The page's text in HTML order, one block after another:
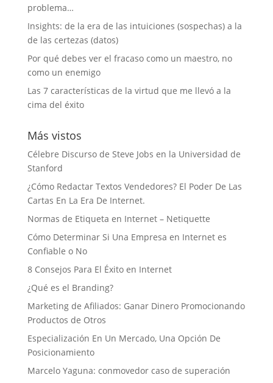
problema…
Insights: de la era de las intuiciones (sospechas) a la
de las certezas (datos)
Por qué debes ver el fracaso como un maestro, no
como un enemigo
Las 7 características de la virtud que me llevó a la
cima del éxito
Más vistos
Célebre Discurso de Steve Jobs en la Universidad de
Stanford
¿Cómo Redactar Textos Vendedores? El Poder De Las
Cartas En La Era De Internet.
Normas de Etiqueta en Internet – Netiquette
Cómo Determinar Si Una Empresa en Internet es
Confiable o No
8 Consejos Para El Éxito en Internet
¿Qué es el Branding?
Marketing de Afiliados: Ganar Dinero Promocionando
Productos de Otros
Especialización En Un Mercado, Una Opción De
Posicionamiento
Marcelo Yaguna: conmovedor caso de superación